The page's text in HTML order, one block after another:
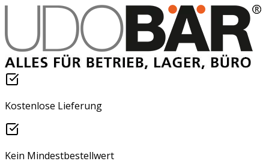
Kostenlose Lieferung
Kein Mindestbestellwert